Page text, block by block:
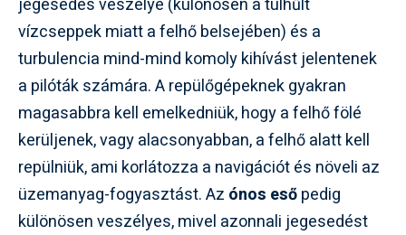
vízcseppek miatt a felhő belsejében) és a
turbulencia mind-mind komoly kihívást jelentenek
a pilóták számára. A repülőgépeknek gyakran
magasabbra kell emelkedniük, hogy a felhő fölé
kerüljenek, vagy alacsonyabban, a felhő alatt kell
repülniük, ami korlátozza a navigációt és növeli az
üzemanyag-fogyasztást. Az ónos esőpedig
különösen veszélyes, mivel azonnali jegesedést